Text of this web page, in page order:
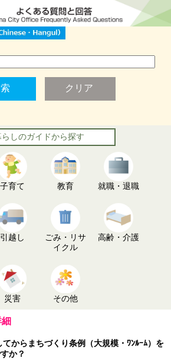
らしのガイドから探す
子育て 教育 就職・退職
引越し
ごみ・リサ
イクル
高齢・介護
災害 その他
からまちづくり条例（大規模・ﾜﾝﾙｰﾑ）を
か？